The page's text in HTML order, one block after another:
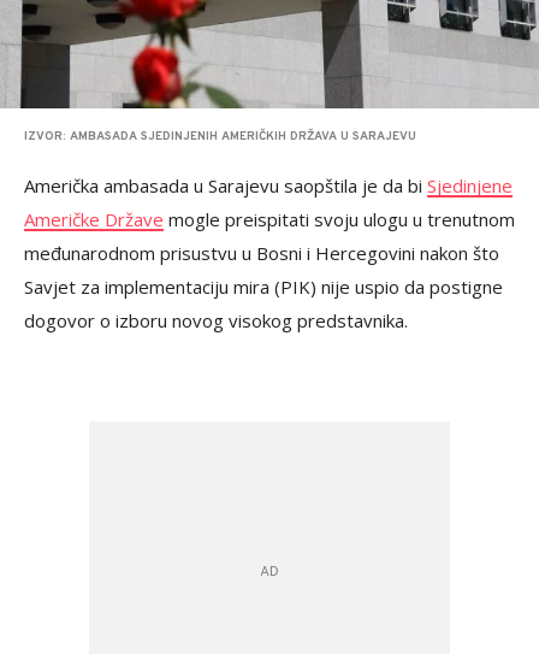
IZVOR: AMBASADA SJEDINJENIH AMERIČKIH DRŽAVA U SARAJEVU
Američka ambasada u Sarajevu saopštila je da bi Sjedinjene
Američke Države mogle preispitati svoju ulogu u trenutnom
međunarodnom prisustvu u Bosni i Hercegovini nakon što
Savjet za implementaciju mira (PIK) nije uspio da postigne
dogovor o izboru novog visokog predstavnika.